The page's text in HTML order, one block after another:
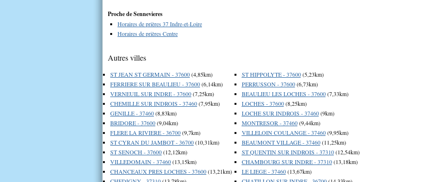
Proche de Sennevieres
Horaires de prières 37 Indre-et-Loire
Horaires de prières Centre
Autres villes
ST JEAN ST GERMAIN - 37600(4,85km)
FERRIERE SUR BEAULIEU - 37600(6,14km)
VERNEUIL SUR INDRE - 37600(7,25km)
CHEMILLE SUR INDROIS - 37460(7,95km)
GENILLE - 37460(8,83km)
BRIDORE - 37600(9,04km)
FLERE LA RIVIERE - 36700(9,7km)
ST CYRAN DU JAMBOT - 36700(10,31km)
ST SENOCH - 37600(12,12km)
VILLEDOMAIN - 37460(13,15km)
CHANCEAUX PRES LOCHES - 37600(13,21km)
ST HIPPOLYTE - 37600(5,23km)
PERRUSSON - 37600(6,73km)
BEAULIEU LES LOCHES - 37600(7,33km)
LOCHES - 37600(8,25km)
LOCHE SUR INDROIS - 37460(9km)
MONTRESOR - 37460(9,44km)
VILLELOIN COULANGE - 37460(9,95km)
BEAUMONT VILLAGE - 37460(11,25km)
ST QUENTIN SUR INDROIS - 37310(12,54km)
CHAMBOURG SUR INDRE - 37310(13,18km)
LE LIEGE - 37460(13,67km)